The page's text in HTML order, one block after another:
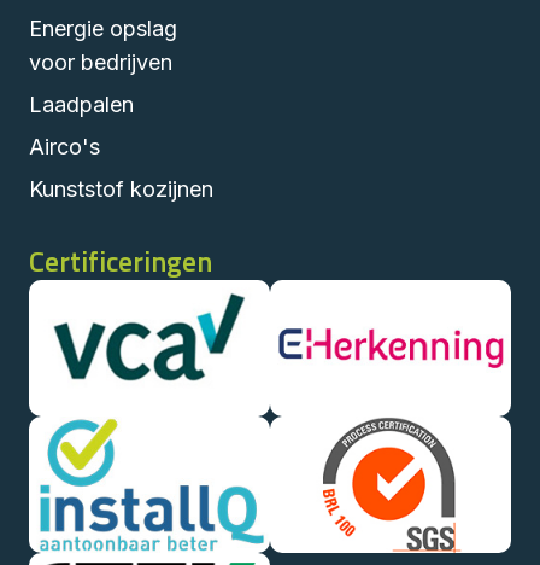
Energie opslag
voor bedrijven
Laadpalen
Airco's
Kunststof kozijnen
Certificeringen